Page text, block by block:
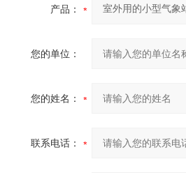
产品：
您的单位：
您的姓名：
联系电话：